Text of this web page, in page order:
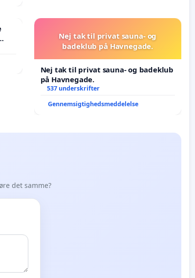
Nej tak til privat sauna- og
badeklub på Havnegade.
Nej tak til privat sauna- og badeklub
på Havnegade.
537 underskrifter
Gennemsigtighedsmeddelelse
det samme?